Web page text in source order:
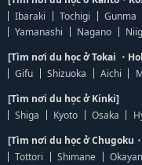
Ibaraki
Tochigi Gunma
Yamanashi
Nagano
[Tìm nơi du học ở Tokai ・
Gifu
Shizuoka Aichi
[Tìm nơi du học ở Kinki]
Shiga
Kyoto Osaka
[Tìm nơi du học ở Chugoku
Tottori
Shimane